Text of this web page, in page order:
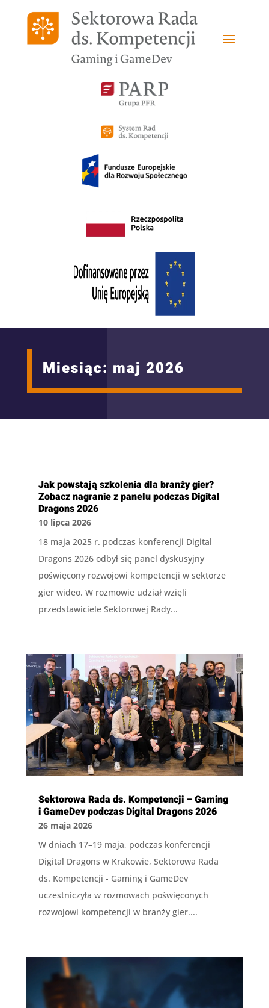
Miesiąc: maj 2026
Jak powstają szkolenia dla branży gier?
Zobacz nagranie z panelu podczas Digital
Dragons 2026
10 lipca 2026
18 maja 2025 r. podczas konferencji Digital
Dragons 2026 odbył się panel dyskusyjny
poświęcony rozwojowi kompetencji w sektorze
gier wideo. W rozmowie udział wzięli
przedstawiciele Sektorowej Rady...
Sektorowa Rada ds. Kompetencji – Gaming
i GameDev podczas Digital Dragons 2026
26 maja 2026
W dniach 17–19 maja, podczas konferencji
Digital Dragons w Krakowie, Sektorowa Rada
ds. Kompetencji - Gaming i GameDev
uczestniczyła w rozmowach poświęconych
rozwojowi kompetencji w branży gier....